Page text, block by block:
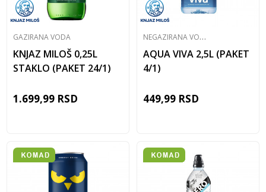
GAZIRANA VODA
KNJAZ MILOŠ 0,25L
STAKLO (PAKET 24/1)
1.699,99 RSD
N
EGAZIRANA VODA
AQUA VIVA 2,5L (PAKET
4/1)
449,99 RSD